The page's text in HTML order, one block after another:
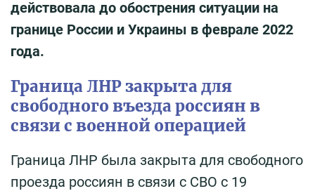
действовала до обострения ситуации на
границе России и Украины в феврале 2022
года.
Граница ЛНР закрыта для
свободного въезда россиян в
связи с военной операцией
Граница ЛНР была закрыта для свободного
проезда россиян в связи с СВО с 19